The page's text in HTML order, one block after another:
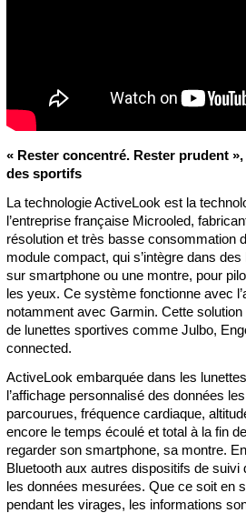
« Rester concentré. Rester prudent
des sportifs
La technologie ActiveLook est la
l’entreprise française Microoled,
résolution et très basse consommation
module compact, qui s’intègre dans
sur smartphone ou une montre, pour
les yeux. Ce système fonctionne avec
notamment avec Garmin. Cette
de lunettes sportives comme Julbo,
connected.
ActiveLook embarquée dans les
l’affichage personnalisé des données
parcourues, fréquence cardiaque,
encore le temps écoulé et total à la fin
regarder son smartphone, sa montre.
Bluetooth aux autres dispositifs de
les données mesurées. Que ce soit en
pendant les virages, les informations